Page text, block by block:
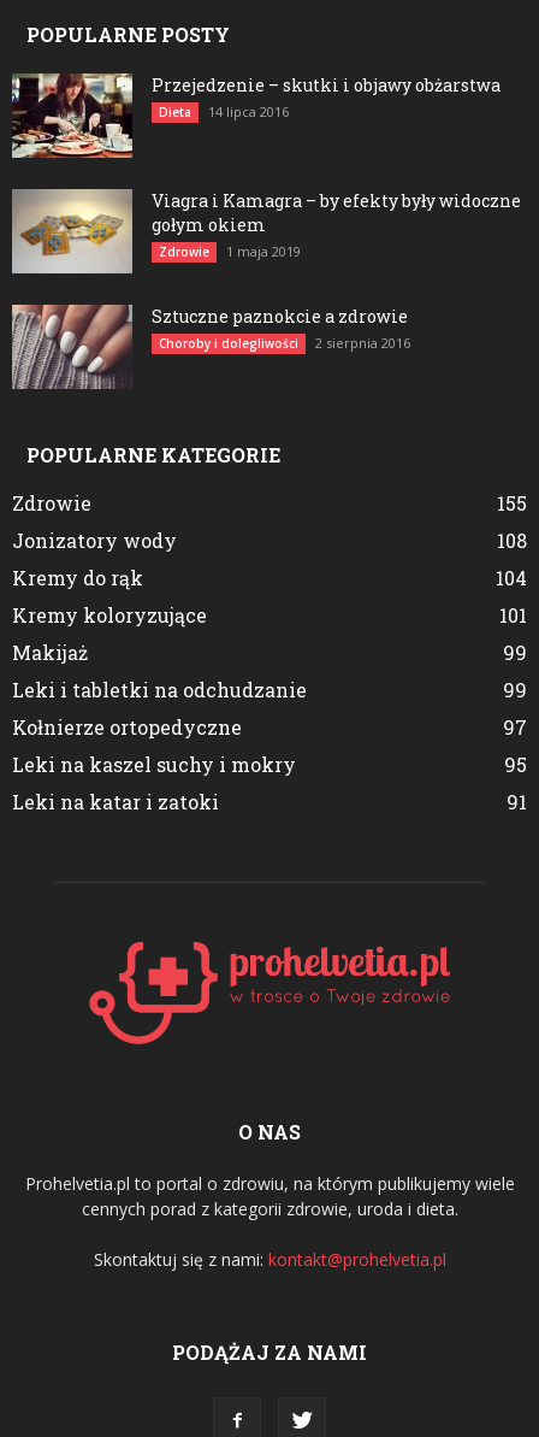
POPULARNE POSTY
Przejedzenie – skutki i objawy obżarstwa
Dieta 14 lipca 2016
Viagra i Kamagra – by efekty były widoczne
gołym okiem
Zdrowie 1 maja 2019
Sztuczne paznokcie a zdrowie
Choroby i dolegliwości 2 sierpnia 2016
POPULARNE KATEGORIE
Zdrowie
155
Jonizatory wody
108
Kremy do rąk
104
Kremy koloryzujące
101
Makijaż
99
Leki i tabletki na odchudzanie
99
Kołnierze ortopedyczne
97
Leki na kaszel suchy i mokry
95
Leki na katar i zatoki
91
O NAS
Prohelvetia.pl to portal o zdrowiu, na którym publikujemy wiele
cennych porad z kategorii zdrowie, uroda i dieta.
Skontaktuj się z nami: kontakt@prohelvetia.pl
PODĄŻAJ ZA NAMI